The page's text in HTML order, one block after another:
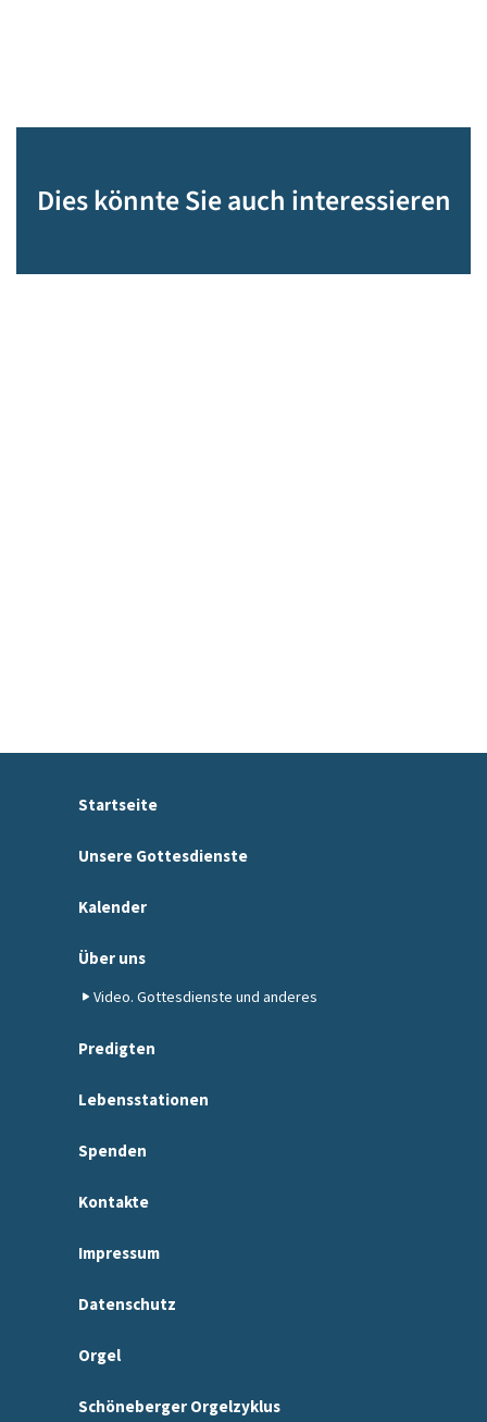
Dies könnte Sie auch interessieren
Startseite
Unsere Gottesdienste
Kalender
Über uns
Video. Gottesdienste und anderes
Predigten
Lebensstationen
Spenden
Kontakte
Impressum
Datenschutz
Orgel
Schöneberger Orgelzyklus